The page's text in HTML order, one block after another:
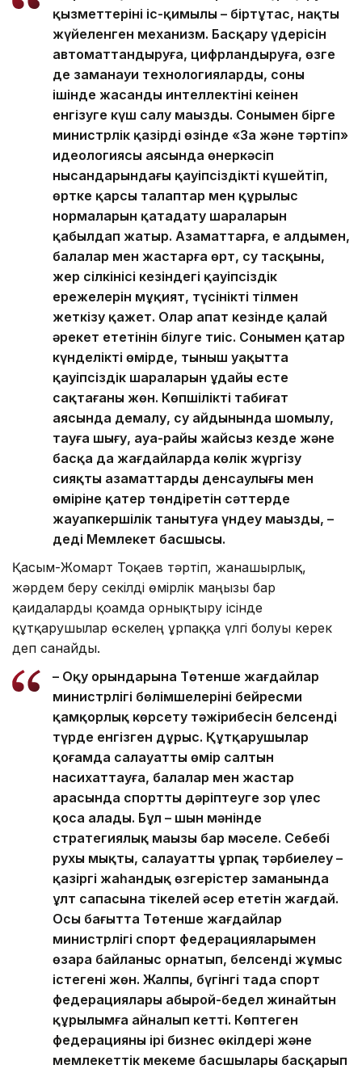
қызметтерінің іс-қимылы – біртұтас, нақты
жүйеленген механизм. Басқару үдерісін
автоматтандыруға, цифрландыруға, өзге
де заманауи технологияларды, соның
ішінде жасанды интеллектіні кеңінен
енгізуге күш салу маңызды. Сонымен бірге
министрлік қазірдің өзінде «Заң және тәртіп»
идеологиясы аясында өнеркәсіп
нысандарындағы қауіпсіздікті күшейтіп,
өртке қарсы талаптар мен құрылыс
нормаларын қатаңдату шараларын
қабылдап жатыр. Азаматтарға, ең алдымен,
балалар мен жастарға өрт, су тасқыны,
жер сілкінісі кезіндегі қауіпсіздік
ережелерін мұқият, түсінікті тілмен
жеткізу қажет. Олар апат кезінде қалай
әрекет ететінін білуге тиіс. Сонымен қатар
күнделікті өмірде, тыныш уақытта
қауіпсіздік шараларын ұдайы есте
сақтағаны жөн. Көпшілікті табиғат
аясында демалу, су айдынында шомылу,
тауға шығу, ауа-райы жайсыз кезде және
басқа да жағдайларда көлік жүргізу
сияқты азаматтардың денсаулығы мен
өміріне қатер төндіретін сәттерде
жауапкершілік танытуға үндеу маңызды, –
деді Мемлекет басшысы.
Қасым-Жомарт Тоқаев тәртіп, жанашырлық,
жәрдем беру секілді өмірлік маңызы бар
қағидаларды қоғамда орнықтыру ісінде
құтқарушылар өскелең ұрпаққа үлгі болуы керек
деп санайды.
– Оқу орындарына Төтенше жағдайлар
министрлігі бөлімшелерінің бейресми
қамқорлық көрсету тәжірибесін белсенді
түрде енгізген дұрыс. Құтқарушылар
қоғамда салауатты өмір салтын
насихаттауға, балалар мен жастар
арасында спортты дәріптеуге зор үлес
қоса алады. Бұл – шын мәнінде
стратегиялық маңызы бар мәселе. Себебі
рухы мықты, салауатты ұрпақ тәрбиелеу –
қазіргі жаһандық өзгерістер заманында
ұлт сапасына тікелей әсер ететін жағдай.
Осы бағытта Төтенше жағдайлар
министрлігі спорт федерацияларымен
өзара байланыс орнатып, белсенді жұмыс
істегені жөн. Жалпы, бүгінгі таңда спорт
федерациялары абырой-бедел жинайтын
құрылымға айналып кетті. Көптеген
федерацияны ірі бизнес өкілдері және
мемлекеттік мекеме басшылары басқарып